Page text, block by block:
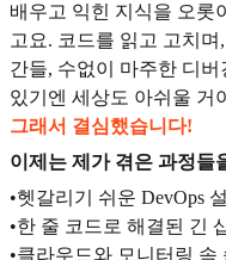
배우고 익힌 지식을 오롯
고요. 코드를 읽고 고치
간들, 수없이 마주한 디
있기엔 세상도 아쉬울 거
그래서 결심했습니다!
이제는 제가 겪은 과정들
•헷갈리기 쉬운 DevOps
•한 줄 코드로 해결된 긴
•클라우드와 모니터링 속